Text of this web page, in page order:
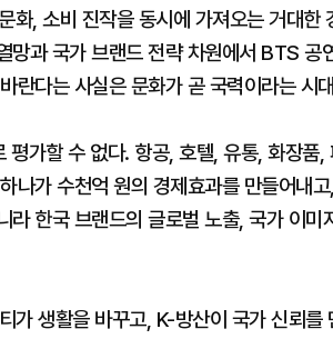
화, 소비 진작을 동시에 가져오는 거대한
망과 국가 브랜드 전략 차원에서 BTS 공
란다는 사실은 문화가 곧 국력이라는 시
가할 수 없다. 항공, 호텔, 유통, 화장품,
나가 수천억 원의 경제효과를 만들어내
라 한국 브랜드의 글로벌 노출, 국가 이미
가 생활을 바꾸고, K-방산이 국가 신뢰를